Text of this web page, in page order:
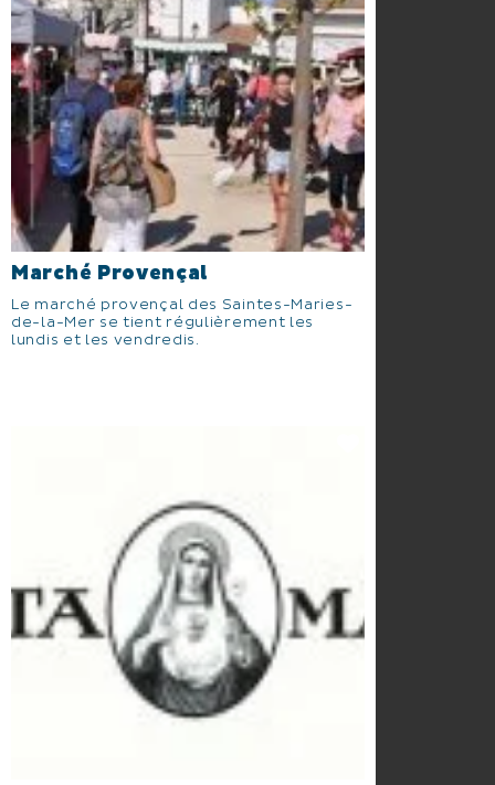
Marché Provençal
Le marché provençal des Saintes-Maries-
de-la-Mer se tient régulièrement les
lundis et les vendredis.